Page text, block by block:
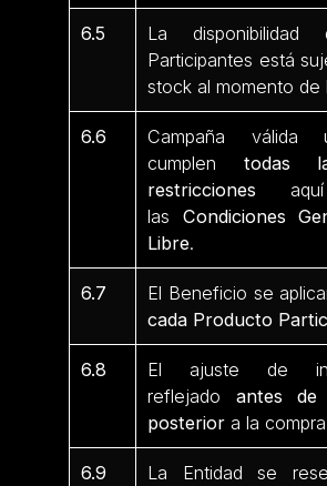
6.5
La
Participantes está
stock al momento de
6.6
Campaña
cumplen todas
restricciones aquí
las Condiciones
Libre.
6.7 El Beneficio se
cada Producto
6.8
El ajuste de
reflejado antes
posterior a la
6.9
La Entidad se